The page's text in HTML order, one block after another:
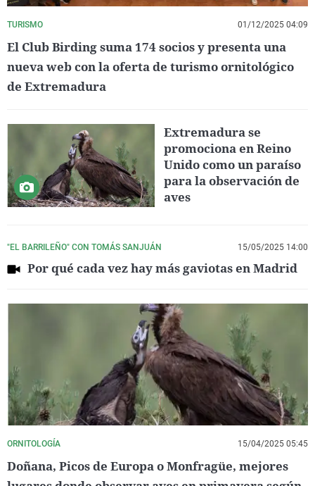
TURISMO 01/12/2025 04:09
El Club Birding suma 174 socios y presenta una
nueva web con la oferta de turismo ornitológico
de Extremadura
Extremadura se
promociona en Reino
Unido como un paraíso
para la observación de
aves
"EL BARRILEÑO" CON TOMÁS SANJUÁN 15/05/2025 14:00
Por qué cada vez hay más gaviotas en Madrid
ORNITOLOGÍA 15/04/2025 05:45
Doñana, Picos de Europa o Monfragüe, mejores